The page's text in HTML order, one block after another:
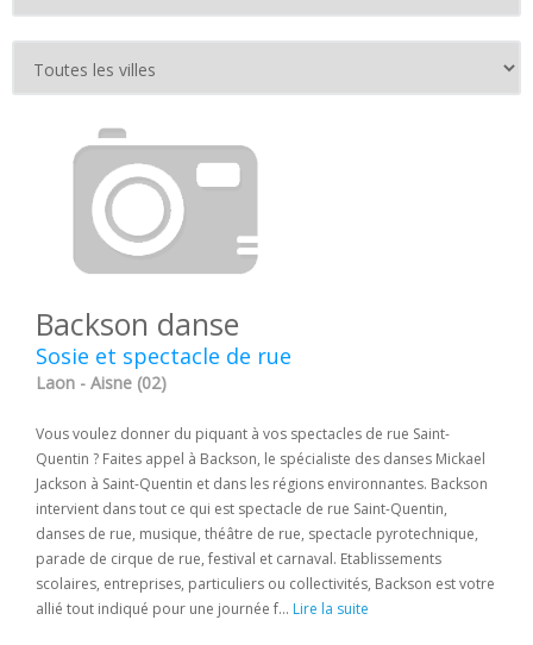
Backson danse
Sosie et spectacle de rue
Laon - Aisne (02)
Vous voulez donner du piquant à vos spectacles de rue Saint-
Quentin ? Faites appel à Backson, le spécialiste des danses Mickael
Jackson à Saint-Quentin et dans les régions environnantes. Backson
intervient dans tout ce qui est spectacle de rue Saint-Quentin,
danses de rue, musique, théâtre de rue, spectacle pyrotechnique,
parade de cirque de rue, festival et carnaval. Etablissements
scolaires, entreprises, particuliers ou collectivités, Backson est votre
allié tout indiqué pour une journée f... Lire la suite